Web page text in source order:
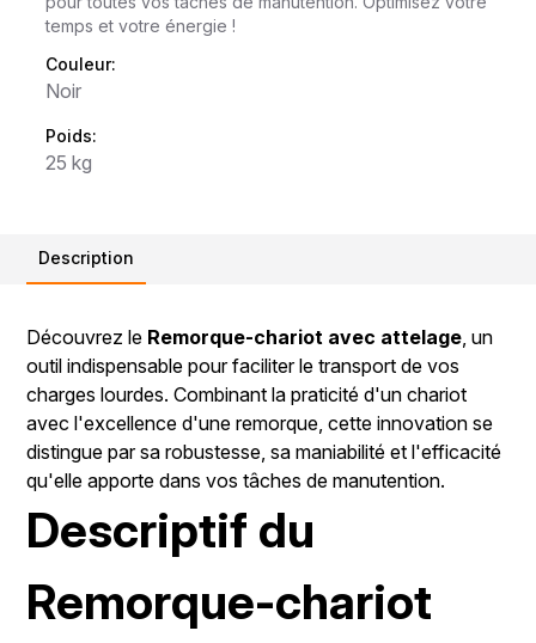
temps et votre énergie !
Couleur:
Noir
Poids:
25 kg
Description
Découvrez le Remorque-chariot avec attelage, un
outil indispensable pour faciliter le transport de vos
charges lourdes. Combinant la praticité d'un chariot
avec l'excellence d'une remorque, cette innovation se
distingue par sa robustesse, sa maniabilité et l'efficacité
qu'elle apporte dans vos tâches de manutention.
Descriptif du
Remorque-chariot